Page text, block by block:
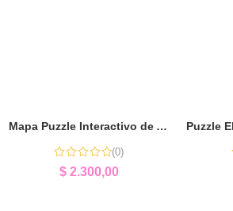
Mapa Puzzle Interactivo de América del Sur | Aprender Jugando Geografía
(0)
$2.300,00